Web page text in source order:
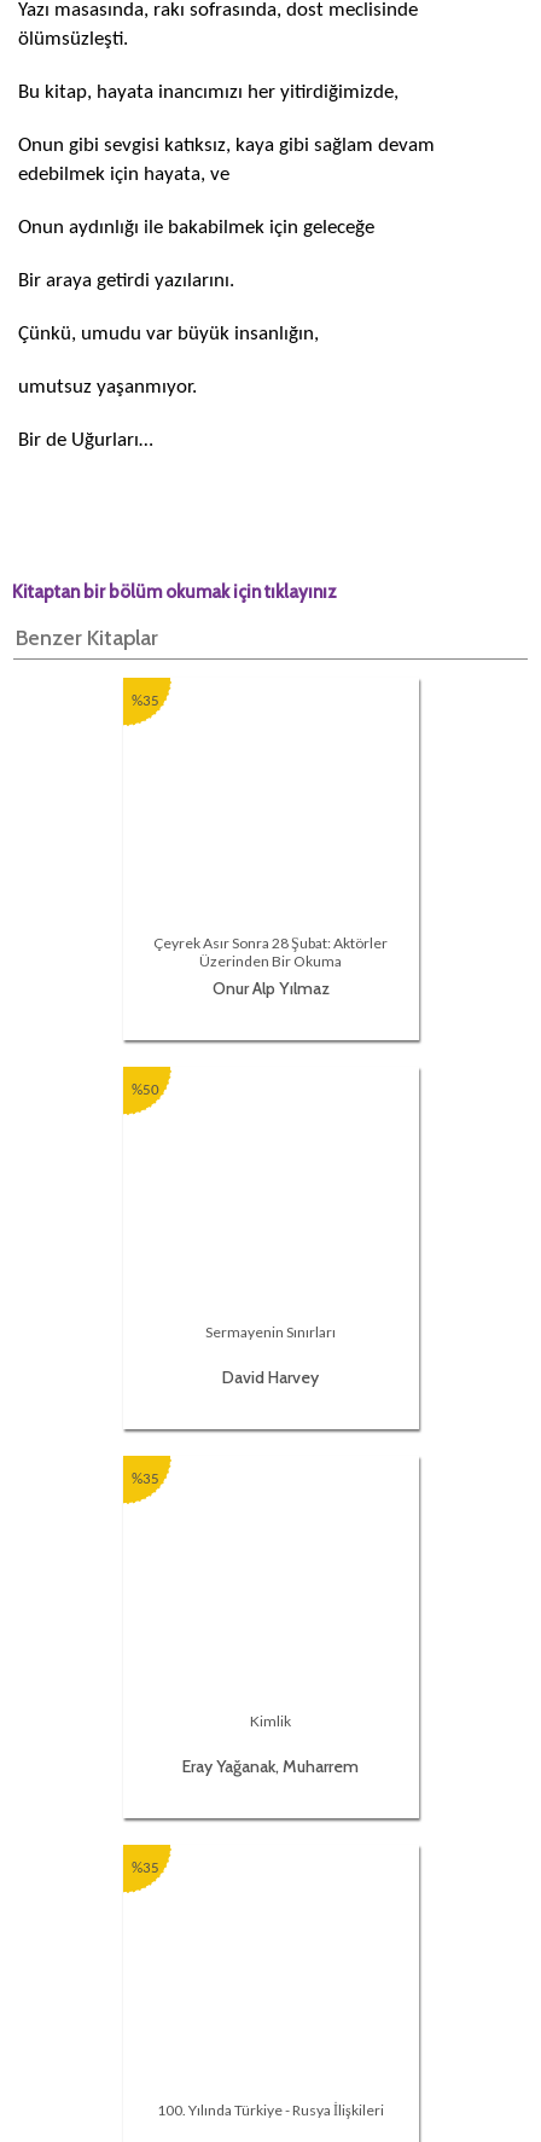
Yazı masasında, rakı sofrasında, dost meclisinde
ölümsüzleşti.
Bu kitap, hayata inancımızı her yitirdiğimizde,
Onun gibi sevgisi katıksız, kaya gibi sağlam devam
edebilmek için hayata, ve
Onun aydınlığı ile bakabilmek için geleceğe
Bir araya getirdi yazılarını.
Çünkü, umudu var büyük insanlığın,
umutsuz yaşanmıyor.
Bir de Uğurları…
Kitaptan bir bölüm okumak için tıklayınız
Benzer Kitaplar
%35
Çeyrek Asır Sonra 28 Şubat: Aktörler
Üzerinden Bir Okuma
Onur Alp Yılmaz
%50
Sermayenin Sınırları
David Harvey
%35
Kimlik
Eray Yağanak, Muharrem
%35
100. Yılında Türkiye - Rusya İlişkileri